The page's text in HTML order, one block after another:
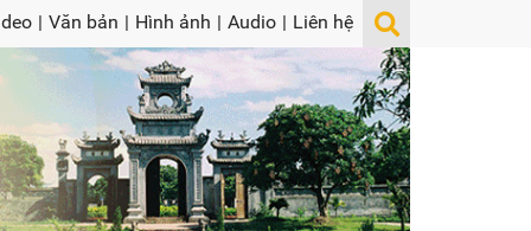
| Văn bản | Hình ảnh | Audio | Liên hệ